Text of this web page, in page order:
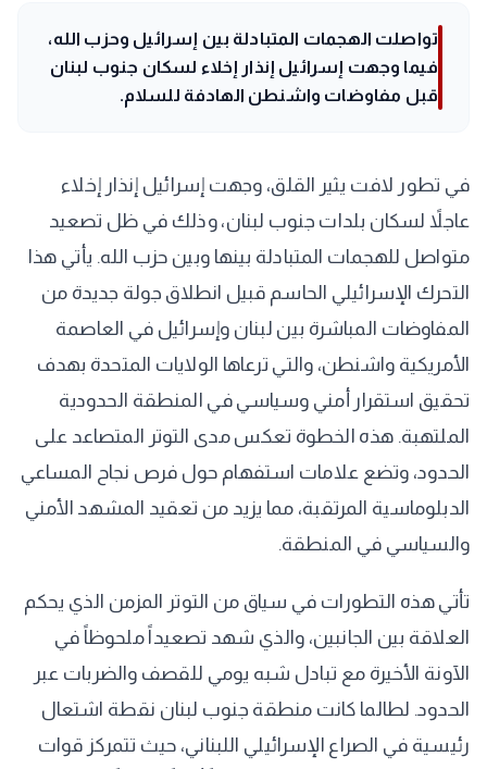
تواصلت الهجمات المتبادلة بين إسرائيل وحزب الله،
فيما وجهت إسرائيل إنذار إخلاء لسكان جنوب لبنان
قبل مفاوضات واشنطن الهادفة للسلام.
في تطور لافت يثير القلق، وجهت إسرائيل إنذار إخلاء
عاجلاً لسكان بلدات جنوب لبنان، وذلك في ظل تصعيد
متواصل للهجمات المتبادلة بينها وبين حزب الله. يأتي هذا
التحرك الإسرائيلي الحاسم قبيل انطلاق جولة جديدة من
المفاوضات المباشرة بين لبنان وإسرائيل في العاصمة
الأمريكية واشنطن، والتي ترعاها الولايات المتحدة بهدف
تحقيق استقرار أمني وسياسي في المنطقة الحدودية
الملتهبة. هذه الخطوة تعكس مدى التوتر المتصاعد على
الحدود، وتضع علامات استفهام حول فرص نجاح المساعي
الدبلوماسية المرتقبة، مما يزيد من تعقيد المشهد الأمني
والسياسي في المنطقة.
تأتي هذه التطورات في سياق من التوتر المزمن الذي يحكم
العلاقة بين الجانبين، والذي شهد تصعيداً ملحوظاً في
الآونة الأخيرة مع تبادل شبه يومي للقصف والضربات عبر
الحدود. لطالما كانت منطقة جنوب لبنان نقطة اشتعال
رئيسية في الصراع الإسرائيلي اللبناني، حيث تتمركز قوات